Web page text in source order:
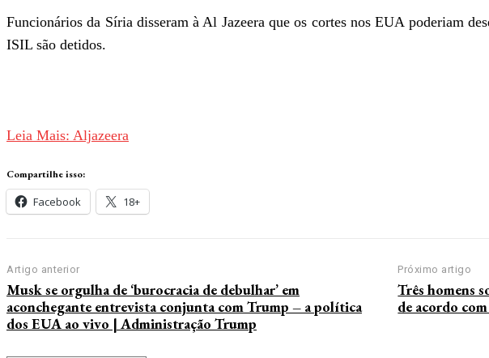
Funcionários da Síria disseram à Al Jazeera que os cortes nos EUA poderiam
ISIL são detidos.
Leia Mais: Aljazeera
Compartilhe isso:
Facebook 18+
Artigo anterior
Musk se orgulha de ‘burocracia de debulhar’ em
aconchegante entrevista conjunta com Trump – a política
dos EUA ao vivo | Administração Trump
Próximo artigo
Três homens
de acordo